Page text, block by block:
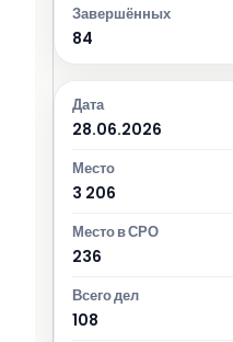
84
28.06.2026
3 206
236
108